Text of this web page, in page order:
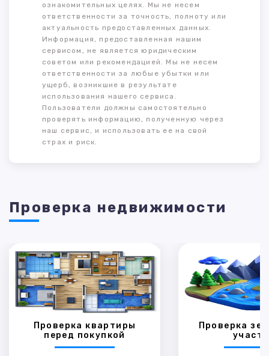
ознакомительных целях. Мы не несем
ответственности за точность, полноту или
актуальность предоставленных данных.
Информация, предоставленная нашим
сервисом, не является юридическим
советом или рекомендацией. Мы не несем
ответственности за любые убытки или
ущерб, возникшие в результате
использования нашего сервиса.
Пользователи должны самостоятельно
проверять информацию, полученную через
наш сервис, и использовать ее на свой
страх и риск.
Проверка недвижимости
Проверка квартиры
перед покупкой
Проверка